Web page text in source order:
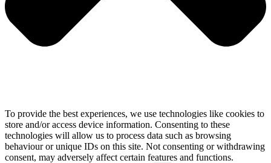
To provide the best experiences, we use technologies like cookies to
store and/or access device information. Consenting to these
technologies will allow us to process data such as browsing
behaviour or unique IDs on this site. Not consenting or withdrawing
consent, may adversely affect certain features and functions.